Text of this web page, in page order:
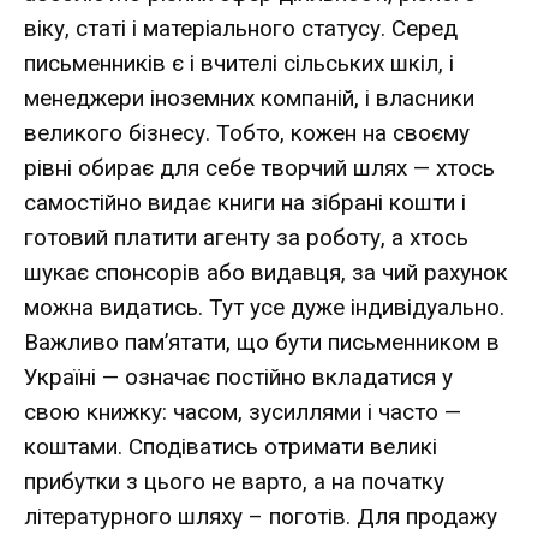
віку, статі і матеріального статусу. Серед
письменників є і вчителі сільських шкіл, і
менеджери іноземних компаній, і власники
великого бізнесу. Тобто, кожен на своєму
рівні обирає для себе творчий шлях — хтось
самостійно видає книги на зібрані кошти і
готовий платити агенту за роботу, а хтось
шукає спонсорів або видавця, за чий рахунок
можна видатись. Тут усе дуже індивідуально.
Важливо пам’ятати, що бути письменником в
Україні — означає постійно вкладатися у
свою книжку: часом, зусиллями і часто —
коштами. Сподіватись отримати великі
прибутки з цього не варто, а на початку
літературного шляху – поготів. Для продажу